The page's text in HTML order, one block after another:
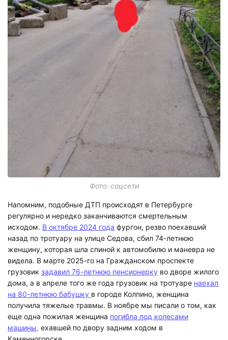
Фото: соцсети
Напомним, подобные ДТП происходят в Петербурге
регулярно и нередко заканчиваются смертельным
исходом. В октябре 2024 года фургон, резво поехавший
назад по тротуару на улице Седова, сбил 74-летнюю
женщину, которая шла спиной к автомобилю и маневра не
видела. В марте 2025-го на Гражданском проспекте
грузовик задавил 76-летнюю пенсионерку во дворе жилого
дома, а в апреле того же года грузовик на тротуаре наехал
на 80-летнюю бабушку в городе Колпино, женщина
получила тяжелые травмы. В ноябре мы писали о том, как
еще одна пожилая женщина погибла под колесами
машины, ехавшей по двору задним ходом в